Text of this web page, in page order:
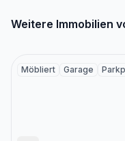
Weitere Immobilien
Möbliert Garage